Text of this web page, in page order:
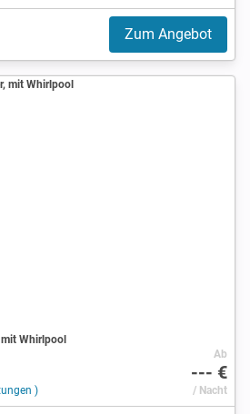
Zum Angebot
mit Whirlpool
)
Ab
--- €
/ Nacht